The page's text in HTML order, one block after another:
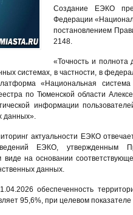
Создание ЕЭКО
Федерации
постановлением
2148.
«Точность и
системах, в частности, в
«Национальная
по Тюменской области
информации
данных».
актуальности ЕЭКО
ЕЭКО, утвержденным
виде на основании
данных.
обеспеченность
95,6%, при целевом